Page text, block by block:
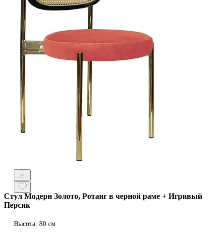
Стул Модерн Золото, Ротанг в черной раме + Игривый
Персик
Высота: 80 см